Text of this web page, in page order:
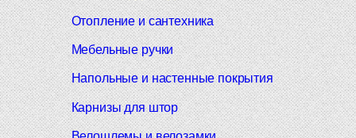
Отопление и сантехника
Мебельные ручки
Напольные и настенные покрытия
Карнизы для штор